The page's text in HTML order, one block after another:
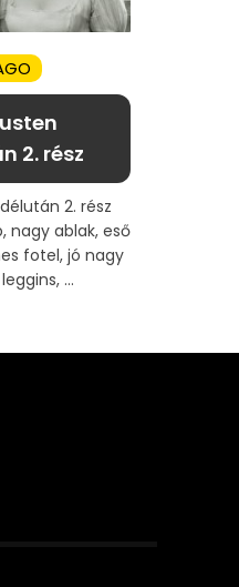
2. rész
2. rész
nagy ablak, eső
fotel, jó nagy
...